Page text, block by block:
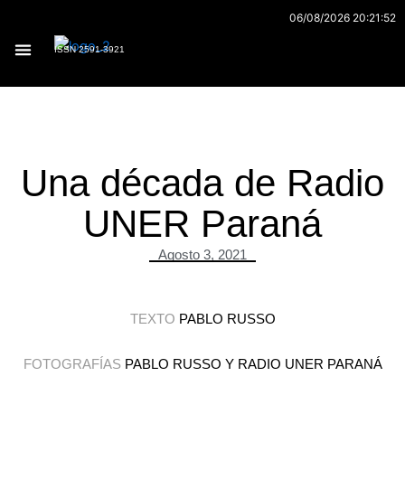
contenido
06/08/2026 20:21:52
ISSN 2591-3921
Una década de Radio
UNER Paraná
Agosto 3, 2021
TEXTO PABLO RUSSO
FOTOGRAFÍASPABLO RUSSO Y RADIO UNER PARANÁ